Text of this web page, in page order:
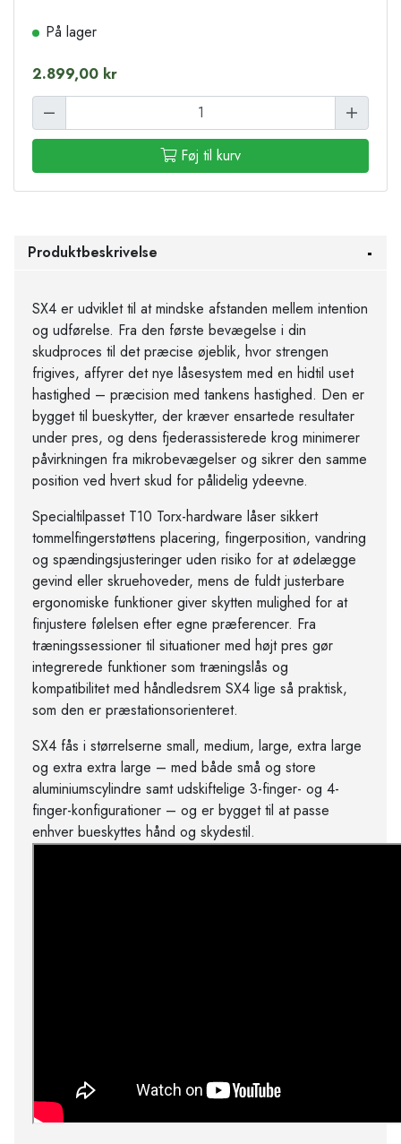
På lager
2.899,00 kr
Føj til kurv
Produktbeskrivelse
SX4 er udviklet til at mindske afstanden mellem intention
og udførelse. Fra den første bevægelse i din
skudproces til det præcise øjeblik, hvor strengen
frigives, affyrer det nye låsesystem med en hidtil uset
hastighed – præcision med tankens hastighed. Den er
bygget til bueskytter, der kræver ensartede resultater
under pres, og dens fjederassisterede krog minimerer
påvirkningen fra mikrobevægelser og sikrer den samme
position ved hvert skud for pålidelig ydeevne.
Specialtilpasset T10 Torx-hardware låser sikkert
tommelfingerstøttens placering, fingerposition, vandring
og spændingsjusteringer uden risiko for at ødelægge
gevind eller skruehoveder, mens de fuldt justerbare
ergonomiske funktioner giver skytten mulighed for at
finjustere følelsen efter egne præferencer. Fra
træningssessioner til situationer med højt pres gør
integrerede funktioner som træningslås og
kompatibilitet med håndledsrem SX4 lige så praktisk,
som den er præstationsorienteret.
SX4 fås i størrelserne small, medium, large, extra large
og extra extra large – med både små og store
aluminiumscylindre samt udskiftelige 3-finger- og 4-
finger-konfigurationer – og er bygget til at passe
enhver bueskyttes hånd og skydestil.